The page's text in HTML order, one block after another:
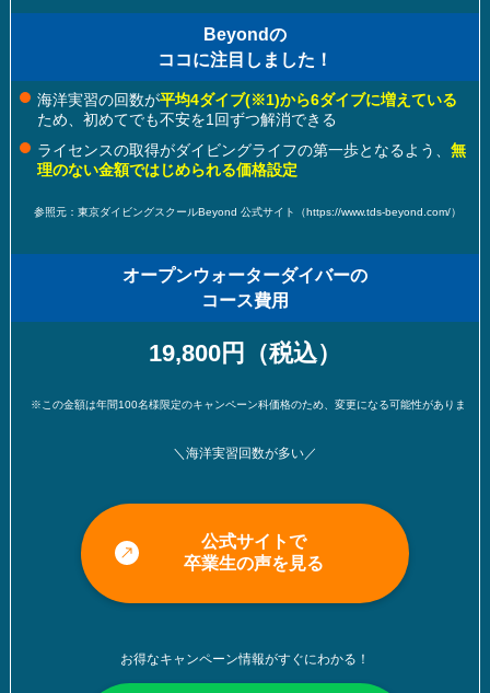
Beyondの
ココに注目しました！
海洋実習の回数が平均4ダイブ(※1)から6ダイブに増えている
ため、初めてでも不安を1回ずつ解消できる
ライセンスの取得がダイビングライフの第一歩となるよう、 無
理のない金額ではじめられる価格設定
参照元：東京ダイビングスクールBeyond 公式サイト（https://www.tds-beyond.com/）
オープンウォーターダイバーの
コース費用
19,800円（税込）
※この金額は年間100名様限定のキャンペーン科価格のため、変更になる可能性がありま
＼海洋実習回数が多い／
公式サイトで
卒業生の声を見る
お得なキャンペーン情報がすぐにわかる！